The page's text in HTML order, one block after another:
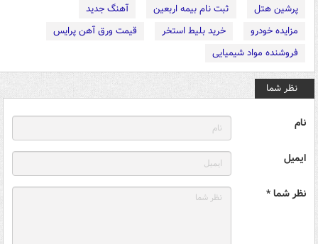
پرشین هتل
ثبت نام بیمه اربعین
آهنگ جدید
مزایده خودرو
خرید بلیط استخر
قیمت ورق آهن پرایس
فروشنده مواد شیمیایی
نظر شما
نام
ایمیل
نظر شما *